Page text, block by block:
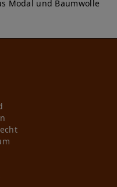
Modal und Baumwolle